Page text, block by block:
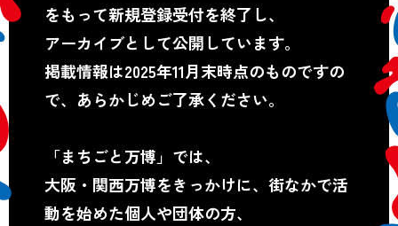
をもって新規登録受付を終了し、
アーカイブとして公開しています。
掲載情報は2025年11月末時点のものですの
で、あらかじめご了承ください。
「まちごと万博」では、
大阪・関西万博をきっかけに、街なかで活
動を始めた個人や団体の方、